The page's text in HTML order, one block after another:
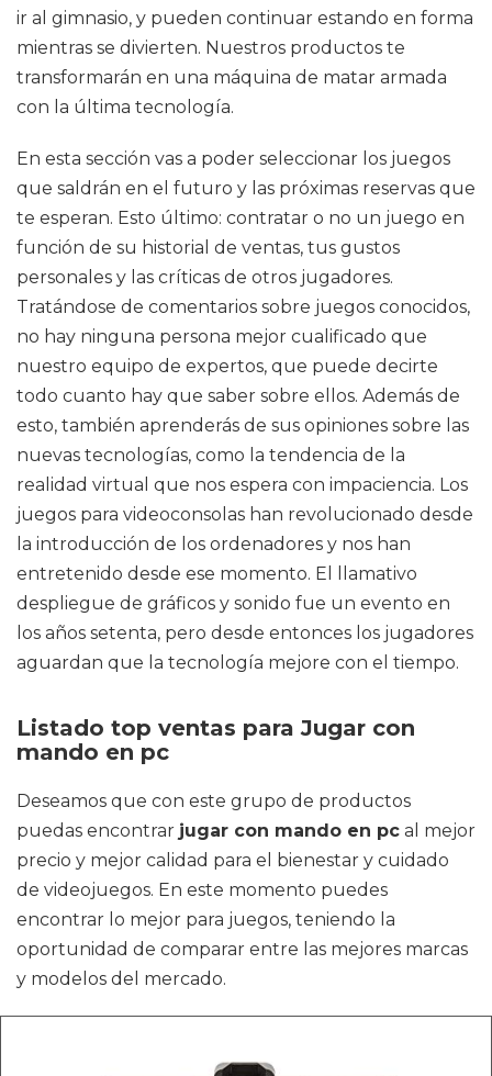
ir al gimnasio, y pueden continuar estando en forma
mientras se divierten. Nuestros productos te
transformarán en una máquina de matar armada
con la última tecnología.
En esta sección vas a poder seleccionar los juegos
que saldrán en el futuro y las próximas reservas que
te esperan. Esto último: contratar o no un juego en
función de su historial de ventas, tus gustos
personales y las críticas de otros jugadores.
Tratándose de comentarios sobre juegos conocidos,
no hay ninguna persona mejor cualificado que
nuestro equipo de expertos, que puede decirte
todo cuanto hay que saber sobre ellos. Además de
esto, también aprenderás de sus opiniones sobre las
nuevas tecnologías, como la tendencia de la
realidad virtual que nos espera con impaciencia. Los
juegos para videoconsolas han revolucionado desde
la introducción de los ordenadores y nos han
entretenido desde ese momento. El llamativo
despliegue de gráficos y sonido fue un evento en
los años setenta, pero desde entonces los jugadores
aguardan que la tecnología mejore con el tiempo.
Listado top ventas para Jugar con
mando en pc
Deseamos que con este grupo de productos
puedas encontrar jugar con mando en pc al mejor
precio y mejor calidad para el bienestar y cuidado
de videojuegos. En este momento puedes
encontrar lo mejor para juegos, teniendo la
oportunidad de comparar entre las mejores marcas
y modelos del mercado.